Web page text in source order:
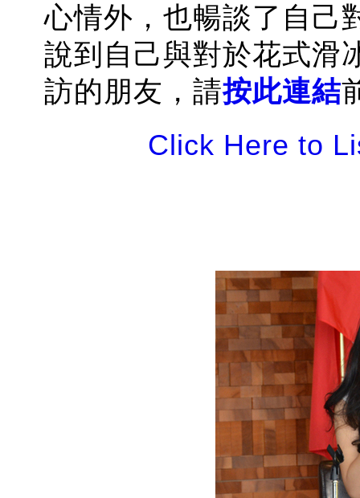
心情外，也暢談了自己
說到自己與對於花式滑
訪的朋友，請按此連結
Click Here to